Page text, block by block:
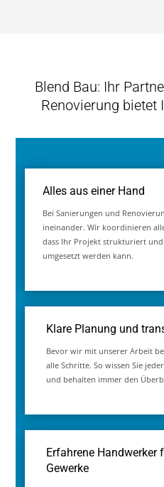
Räume neu
aufwerten
Neben größeren
auch um die einzelnen
Wohnräumen, die
der Ausbau von Dach-
unserem
zusammenpassen. Dabei
Abläufe, berücksichtigen
Materialien und sorgen
harmonisches,
entsteht, das den